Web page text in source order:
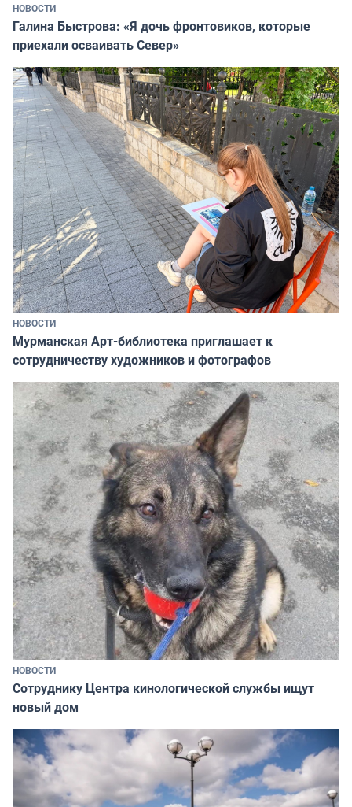
НОВОСТИ
Галина Быстрова: «Я дочь фронтовиков, которые
приехали осваивать Север»
НОВОСТИ
Мурманская Арт-библиотека приглашает к
сотрудничеству художников и фотографов
НОВОСТИ
Сотруднику Центра кинологической службы ищут
новый дом